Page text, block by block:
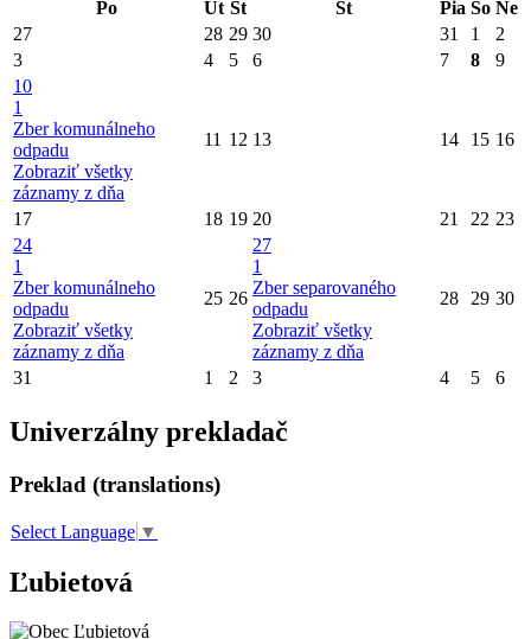
Po
Ut St Št Pia So Ne
27
28 29 30 31 1
2
3
4 5 6 7 8
9
10
1
Zber komunálneho
odpadu
Zobraziť všetky
záznamy z dňa
11 12 13 14 15 16
17 18 19 20 21 22 23
24
1
Zber komunálneho
odpadu
Zobraziť všetky
záznamy z dňa
25 26
27
1
Zber separovaného
odpadu
Zobraziť všetky
záznamy z dňa
28 29 30
31 1 2 3 4 5 6
Univerzálny prekladač
Preklad (translations)
Select Language ▼
Ľubietová